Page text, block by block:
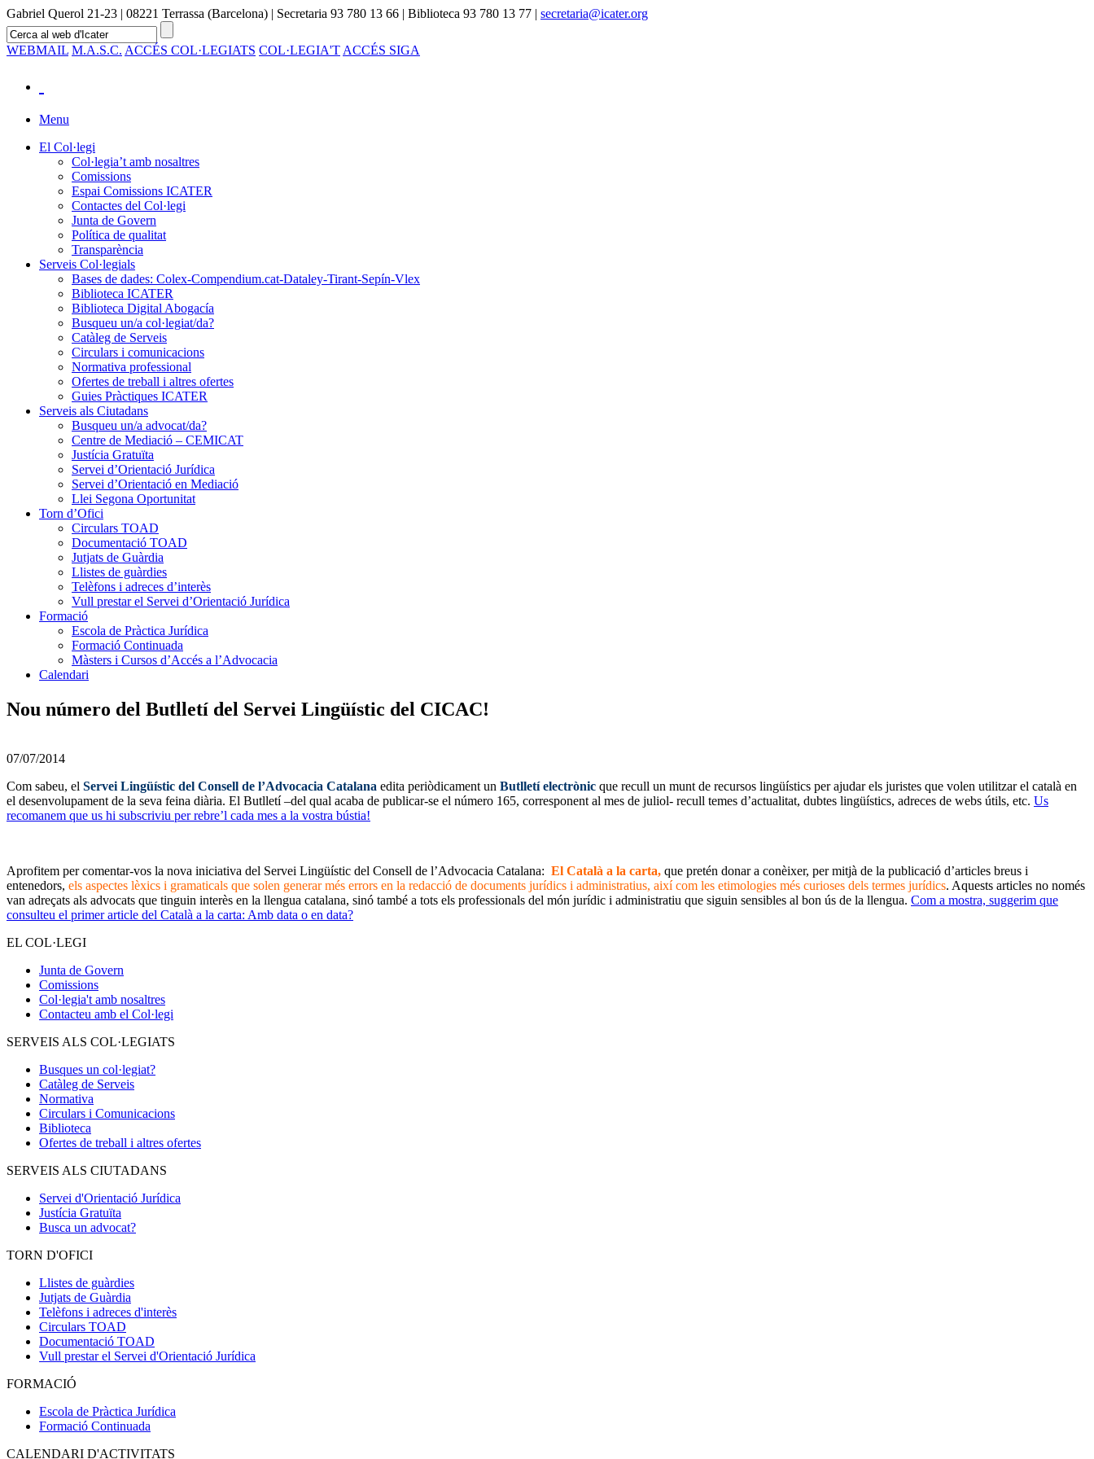
Gabriel Querol 21-23 | 08221 Terrassa (Barcelona) | Secretaria 93 780 13 66 | Biblioteca 93 780 13 77 | secretaria@icater.org
WEBMAIL M.A.S.C. ACCÉS COL·LEGIATS COL·LEGIA'T ACCÉS SIGA
Menu
El Col·legi
Col·legia’t amb nosaltres
Comissions
Espai Comissions ICATER
Contactes del Col·legi
Junta de Govern
Política de qualitat
Transparència
Serveis Col·legials
Bases de dades: Colex-Compendium.cat-Dataley-Tirant-Sepín-Vlex
Biblioteca ICATER
Biblioteca Digital Abogacía
Busqueu un/a col·legiat/da?
Catàleg de Serveis
Circulars i comunicacions
Normativa professional
Ofertes de treball i altres ofertes
Guies Pràctiques ICATER
Serveis als Ciutadans
Busqueu un/a advocat/da?
Centre de Mediació – CEMICAT
Justícia Gratuïta
Servei d’Orientació Jurídica
Servei d’Orientació en Mediació
Llei Segona Oportunitat
Torn d’Ofici
Circulars TOAD
Documentació TOAD
Jutjats de Guàrdia
Llistes de guàrdies
Telèfons i adreces d’interès
Vull prestar el Servei d’Orientació Jurídica
Formació
Escola de Pràctica Jurídica
Formació Continuada
Màsters i Cursos d’Accés a l’Advocacia
Calendari
Nou número del Butlletí del Servei Lingüístic del CICAC!
07/07/2014
Com sabeu, el Servei Lingüístic del Consell de l’Advocacia Catalana edita periòdicament un Butlletí electrònic que recull un munt de recursos lingüístics per ajudar els juristes que volen utilitzar el català en
el desenvolupament de la seva feina diària. El Butlletí –del qual acaba de publicar-se el número 165, corresponent al mes de juliol- recull temes d’actualitat, dubtes lingüístics, adreces de webs útils, etc. Us
recomanem que us hi subscriviu per rebre’l cada mes a la vostra bústia!
Aprofitem per comentar-vos la nova iniciativa del Servei Lingüístic del Consell de l’Advocacia Catalana: El Català a la carta, que pretén donar a conèixer, per mitjà de la publicació d’articles breus i
entenedors, els aspectes lèxics i gramaticals que solen generar més errors en la redacció de documents jurídics i administratius, així com les etimologies més curioses dels termes jurídics. Aquests articles no només
van adreçats als advocats que tinguin interès en la llengua catalana, sinó també a tots els professionals del món jurídic i administratiu que siguin sensibles al bon ús de la llengua. Com a mostra, suggerim que
consulteu el primer article del Català a la carta: Amb data o en data?
EL COL·LEGI
Junta de Govern
Comissions
Col·legia't amb nosaltres
Contacteu amb el Col·legi
SERVEIS ALS COL·LEGIATS
Busques un col·legiat?
Catàleg de Serveis
Normativa
Circulars i Comunicacions
Biblioteca
Ofertes de treball i altres ofertes
SERVEIS ALS CIUTADANS
Servei d'Orientació Jurídica
Justícia Gratuïta
Busca un advocat?
TORN D'OFICI
Llistes de guàrdies
Jutjats de Guàrdia
Telèfons i adreces d'interès
Circulars TOAD
Documentació TOAD
Vull prestar el Servei d'Orientació Jurídica
FORMACIÓ
Escola de Pràctica Jurídica
Formació Continuada
CALENDARI D'ACTIVITATS